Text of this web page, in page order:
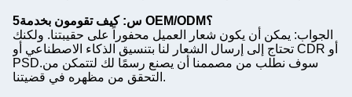
5س: كيف تقومون بخدمة OEM/ODM؟
الجواب: يمكن أن يكون شعار العميل محفوراً على حقيبتنا. ولكنك
تحتاج إلى إرسال الشعار لنا بتنسيق الذكاء الاصطناعي أو CDR أو
PSD.سوف نطلب من مصممنا أن يصنع رسمًا لك لتتمكن من
التحقق من مظهره في قضيتنا.